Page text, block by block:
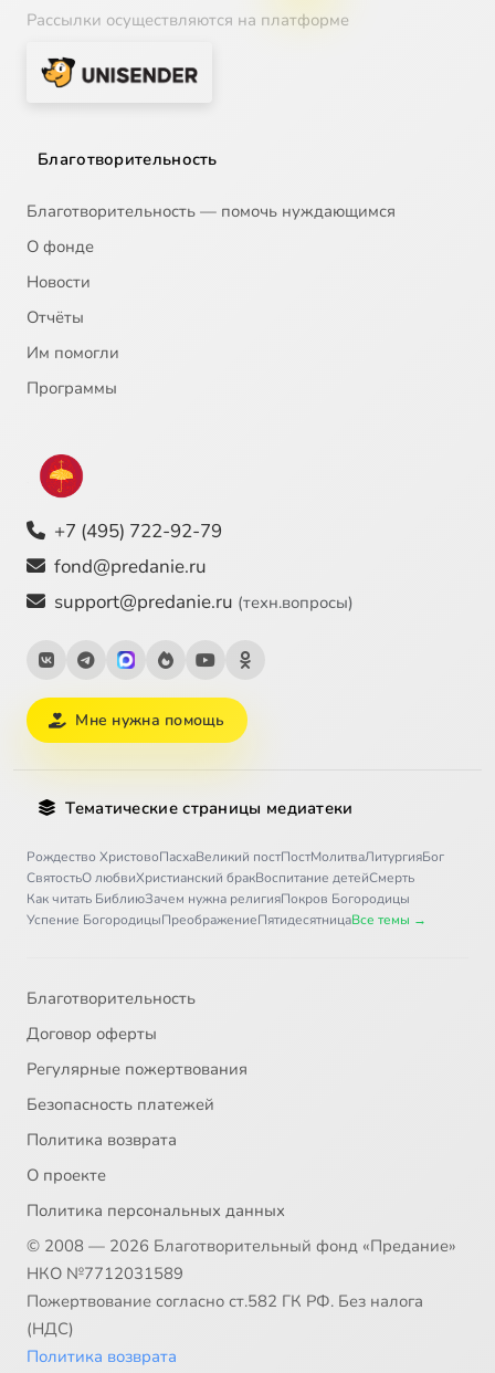
Рассылки осуществляются на платформе
Благотворительность
Благотворительность — помочь нуждающимся
О фонде
Новости
Отчёты
Им помогли
Программы
+7 (495) 722-92-79
fond@predanie.ru
support@predanie.ru (техн.вопросы)
Мне нужна помощь
Тематические страницы медиатеки
Рождество ХристовоПасхаВеликий постПостМолитваЛитургияБог
СвятостьО любвиХристианский бракВоспитание детейСмерть
Как читать БиблиюЗачем нужна религияПокров Богородицы
Успение БогородицыПреображениеПятидесятницаВсе темы →
Благотворительность
Договор оферты
Регулярные пожертвования
Безопасность платежей
Политика возврата
О проекте
Политика персональных данных
© 2008 — 2026 Благотворительный фонд «Предание»
НКО №7712031589
Пожертвование согласно ст.582 ГК РФ. Без налога
(НДС)
Политика возврата